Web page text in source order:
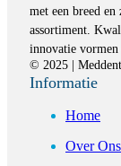
met een breed en
assortiment.
innovatie vormen
© 2025 | Meddent
Informatie
Home
Over Ons